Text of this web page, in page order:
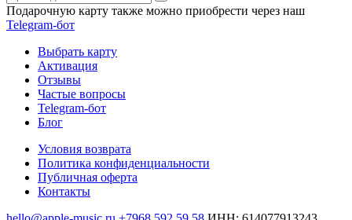
Подарочную карту также можно приобрести через наш
Telegram‑бот
Выбрать карту
Активация
Отзывы
Частые вопросы
Telegram-бот
Блог
Условия возврата
Политика конфиденциальности
Публичная оферта
Контакты